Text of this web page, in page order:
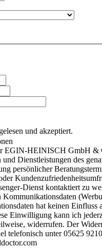
und akzeptiert.
EGIN-HEINISCH GmbH &
Dienstleistungen des
persönlicher
Dienst kontaktiert zu
Kommunikationsdaten
hat keinen Einfluss
Einwilligung kann ich
widerrufen. Der
telefonisch unter 05625